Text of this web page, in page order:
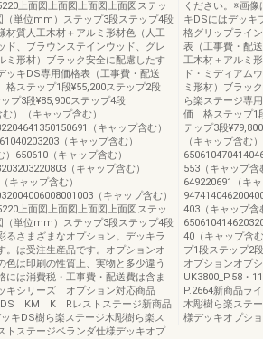
上面図上面図上面図上面図ステッ
（単位mm）ステップ3段ステップ4段
材質人工木材＋アルミ形材色（人工
ド、ブラウンステインウッド、グレ
ミ形材）ブラック安全に配慮したす
ッキDS専用価格表（工事費・配送
ステップ1段¥55,200ステップ2段
3段¥85,900ステップ4段
）（キャップ含む）
（キャップ含む）
（キャップ含む）
650610（キャップ含む）
（キャップ含む）
キャップ含む）
（キャップ含む）
上面図上面図上面図上面図ステッ
（単位mm）ステップ3段ステップ4段
るさまざまなオプション。デッキラ
。は受注生産品です。オプションオ
色は印刷の性質上、実物と多少違う
には消費税・工事費・配送費は含ま
キシリーズ オプション対応商品
DS KM K Rレストステージ新商品
キDS樹ら楽ステージ木彫樹ら楽ス
トステージベランダ仕様デッキオプ
ください。※画
キDSにはデッ
格グリップライ
表（工事費・配
工木材＋アルミ
ド・ミディアム
ミ形材）ブラッ
ら楽ステージ専
価 格ステップ1
テップ3段
（キャップ含む）
553（キャップ
649220691（キ
403（キャップ含
40（キャップ含
プ1段ステップ2
オプションオプ
UK3800_P.58・
P.2664新商品ラ
木彫樹ら楽ステ
様デッキオプシ